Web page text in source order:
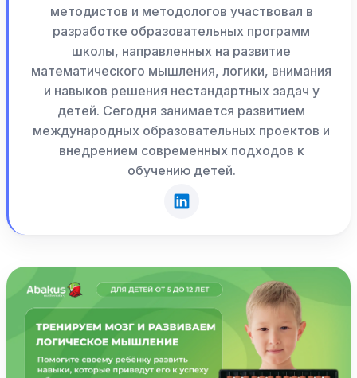
методистов и методологов участвовал в
разработке образовательных программ
школы, направленных на развитие
математического мышления, логики, внимания
и навыков решения нестандартных задач у
детей. Сегодня занимается развитием
международных образовательных проектов и
внедрением современных подходов к
обучению детей.